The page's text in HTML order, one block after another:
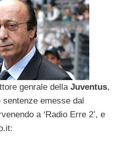
genrale della Juventus,
emesse dal
a ‘Radio Erre 2’, e